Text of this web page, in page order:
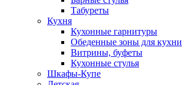
Табуреты
Кухня
Кухонные гарнитуры
Обеденные зоны для кухни
Витрины, буфеты
Кухонные стулья
Шкафы-Купе